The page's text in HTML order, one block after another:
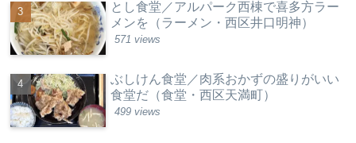
とし食堂／アルパーク西棟で喜多方ラー
メンを（ラーメン・西区井口明神）
571 views
ぶしけん食堂／肉系おかずの盛りがいい
食堂だ（食堂・西区天満町）
499 views